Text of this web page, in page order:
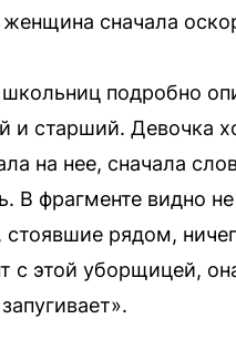
сначала
подробно
и старший. Девочка
на нее, сначала
В фрагменте видно
стоявшие рядом,
с этой уборщицей,